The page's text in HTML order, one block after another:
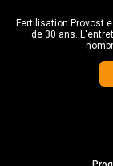
Fertilisation Provost
de 30 ans.